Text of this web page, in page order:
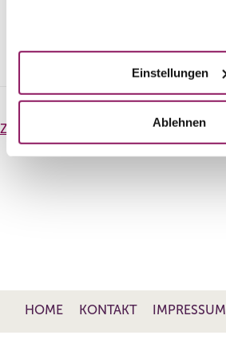
Einstellungen
Ablehnen
Zurück
HOME KONTAKT IMPRESSUM